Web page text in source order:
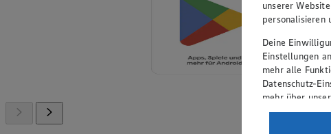
unserer
personalisieren
Deine
Einstellungen
mehr alle
Datenschutz-
mehr über
Verarbeitung